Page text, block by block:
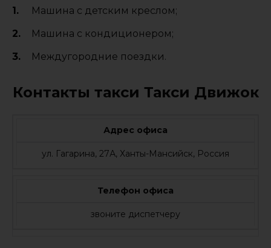
Машина с детским креслом;
Машина с кондиционером;
Междугородние поездки.
Контакты такси Такси Движок
Адрес офиса
ул. Гагарина, 27А, Ханты-Мансийск, Россия
Телефон офиса
звоните диспетчеру